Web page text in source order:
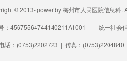
© 2013- power by 梅州市人民医院信息科
：45675564744140211A1001 | 统一社会
电话：(0753)2202723 | 传真：